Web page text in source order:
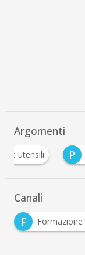
Argomenti
utensili P
Canali
F